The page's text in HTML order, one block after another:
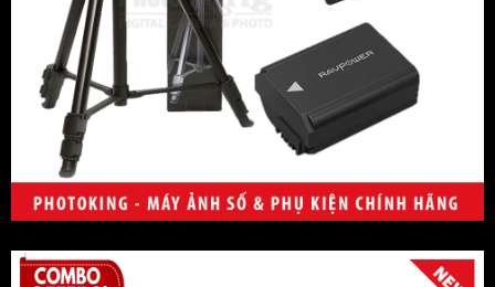
Velbon
Artisan & Artist
Peakdesign
MeFOTO
Manfrotto
Pentax
GoPro